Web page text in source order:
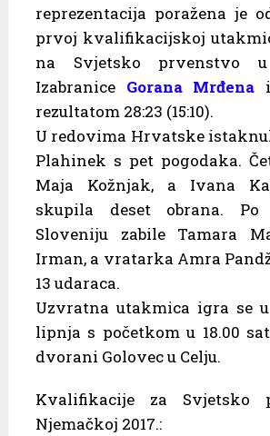
reprezentacija poražena je
prvoj kvalifikacijskoj
na Svjetsko prvenstvo u
Izabranice Gorana Mrđena
rezultatom 28:23 (15:10).
U redovima Hrvatske
Plahinek s pet pogodaka.
Maja Kožnjak, a Ivana
skupila deset obrana.
Sloveniju zabile Tamara
Irman, a vratarka Amra
13 udaraca.
Uzvratna utakmica igra se
lipnja s početkom u 18.00
dvorani Golovec u Celju.
Kvalifikacije za Svjetsko
Njemačkoj 2017.: